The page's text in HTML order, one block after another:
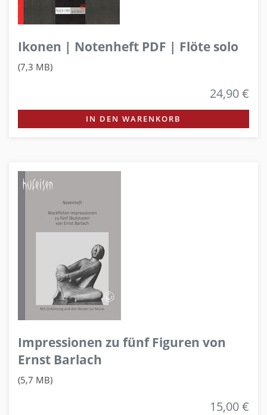
Ikonen | Notenheft PDF | Flöte solo
(7,3 MB)
24,90 €
IN DEN WARENKORB
Impressionen zu fünf Figuren von
Ernst Barlach
(5,7 MB)
15,00 €